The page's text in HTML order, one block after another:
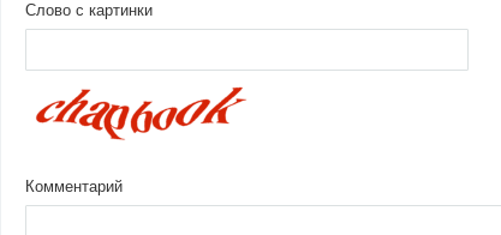
Слово с картинки
Комментарий